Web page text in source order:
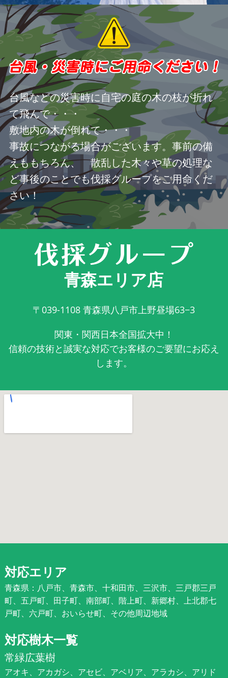
台風などの災害時に自宅の庭の木の枝が折れ
て飛んで・・・
敷地内の木が倒れて・・・
事故につながる場合がございます。事前の備
えももちろん、 散乱した木々や草の処理な
ど事後のことでも伐採グループをご用命くだ
さい！
青森エリア店
〒039-1108 青森県八戸市上野昼場63−3
関東・関西日本全国拡大中！
信頼の技術と誠実な対応でお客様のご要望にお応え
します。
対応エリア
青森県：八戸市、青森市、十和田市、三沢市、三戸郡三戸
町、五戸町、田子町、南部町、階上町、新郷村、上北郡七
戸町、六戸町、おいらせ町、その他周辺地域
対応樹木一覧
常緑広葉樹
アオキ、アカガシ、アセビ、アベリア、アラカシ、アリド